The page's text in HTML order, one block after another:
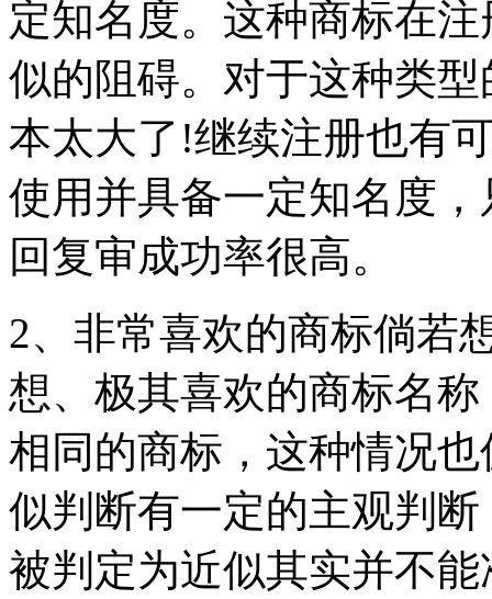
定知名度。这种商标在
似的阻碍。对于这种类
本太大了!继续注册也有
使用并具备一定知名度
回复审成功率很高。
2、非常喜欢的商标倘若
想、极其喜欢的商标名
相同的商标，这种情况
似判断有一定的主观判
被判定为近似其实并不